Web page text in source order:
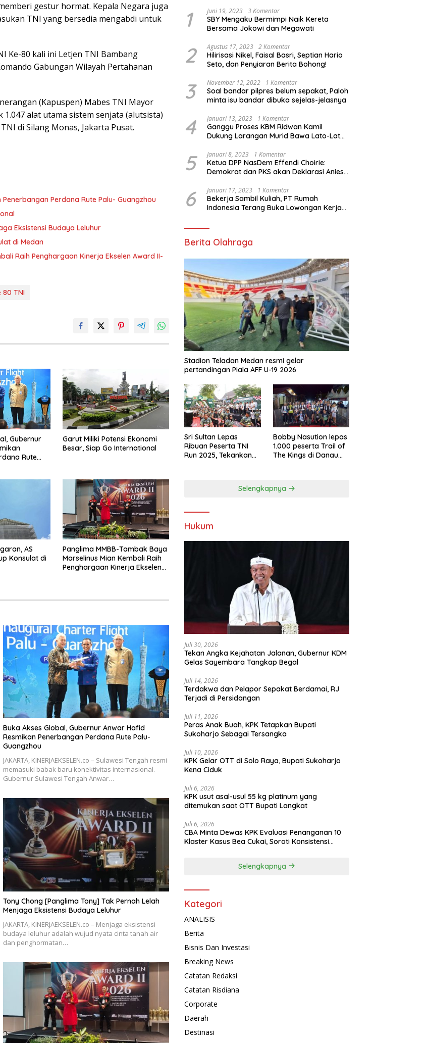
gestur hormat. Kepala Negara juga
TNI yang bersedia mengabdi untuk
Ke-80 kali ini Letjen TNI Bambang
Gabungan Wilayah Pertahanan
(Kapuspen) Mabes TNI Mayor
1.047 alat utama sistem senjata (alutsista)
di Silang Monas, Jakarta Pusat.
Perdana Rute Palu- Guangzhou
Eksistensi Budaya Leluhur
di Medan
Raih Penghargaan Kinerja Ekselen Award II-
80 TNI
Gubernur
Rute
Garut Miliki Potensi Ekonomi
Besar, Siap Go International
AS
Konsulat di
Panglima MMBB-Tambak Baya
Marselinus Mian Kembali Raih
Penghargaan Kinerja Ekselen
Buka Akses Global, Gubernur Anwar Hafid
Resmikan Penerbangan Perdana Rute Palu-
Guangzhou
JAKARTA, KINERJAEKSELEN.co – Sulawesi Tengah resmi
memasuki babak baru konektivitas internasional.
Gubernur Sulawesi Tengah Anwar…
Tony Chong [Panglima Tony] Tak Pernah Lelah
Menjaga Eksistensi Budaya Leluhur
JAKARTA, KINERJAEKSELEN.co – Menjaga eksistensi
budaya leluhur adalah wujud nyata cinta tanah air
dan penghormatan…
1 Juni 19, 2023 3 Komentar
SBY Mengaku Bermimpi Naik Kereta
Bersama Jokowi dan Megawati
2 Agustus 17, 2023 2 Komentar
Hilirisasi Nikel, Faisal Basri, Septian Hario
Seto, dan Penyiaran Berita Bohong!
3 November 12, 2022 1 Komentar
Soal bandar pilpres belum sepakat, Paloh
minta isu bandar dibuka sejelas-jelasnya
4 Januari 13, 2023 1 Komentar
Ganggu Proses KBM Ridwan Kamil
Dukung Larangan Murid Bawa Lato-Lato
5 Januari 8, 2023 1 Komentar
Ketua DPP NasDem Effendi Choirie:
Demokrat dan PKS akan Deklarasi Anies
6 Januari 17, 2023 1 Komentar
Bekerja Sambil Kuliah, PT Rumah
Indonesia Terang Buka Lowongan Kerja
Berita Olahraga
Stadion Teladan Medan resmi gelar
pertandingan Piala AFF U-19 2026
Sri Sultan Lepas
Ribuan Peserta TNI
Run 2025, Tekankan
Bobby Nasution lepas
1.000 peserta Trail of
The Kings di Danau
Selengkapnya
Hukum
Juli 30, 2026
Tekan Angka Kejahatan Jalanan, Gubernur KDM
Gelas Sayembara Tangkap Begal
Juli 14, 2026
Terdakwa dan Pelapor Sepakat Berdamai, RJ
Terjadi di Persidangan
Juli 11, 2026
Peras Anak Buah, KPK Tetapkan Bupati
Sukoharjo Sebagai Tersangka
Juli 10, 2026
KPK Gelar OTT di Solo Raya, Bupati Sukoharjo
Kena Ciduk
Juli 6, 2026
KPK usut asal-usul 55 kg platinum yang
ditemukan saat OTT Bupati Langkat
Juli 6, 2026
CBA Minta Dewas KPK Evaluasi Penanganan 10
Klaster Kasus Bea Cukai, Soroti Konsistensi
Selengkapnya
Kategori
ANALISIS
Berita
Bisnis Dan Investasi
Breaking News
Catatan Redaksi
Catatan Risdiana
Corporate
Daerah
Destinasi